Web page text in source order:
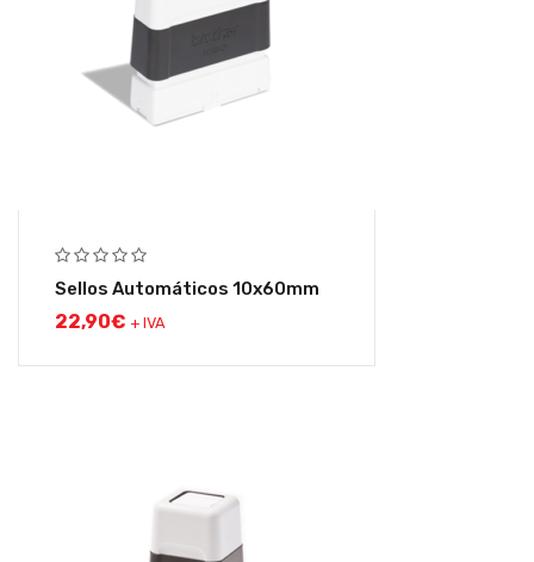
Sellos Automáticos 10x60mm
22,90€ + IVA